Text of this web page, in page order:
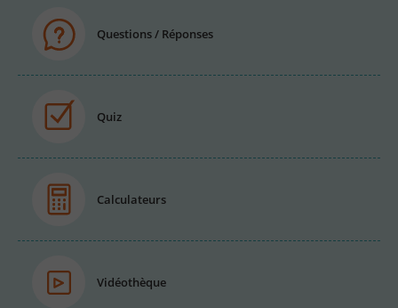
Questions / Réponses
Quiz
Calculateurs
Vidéothèque